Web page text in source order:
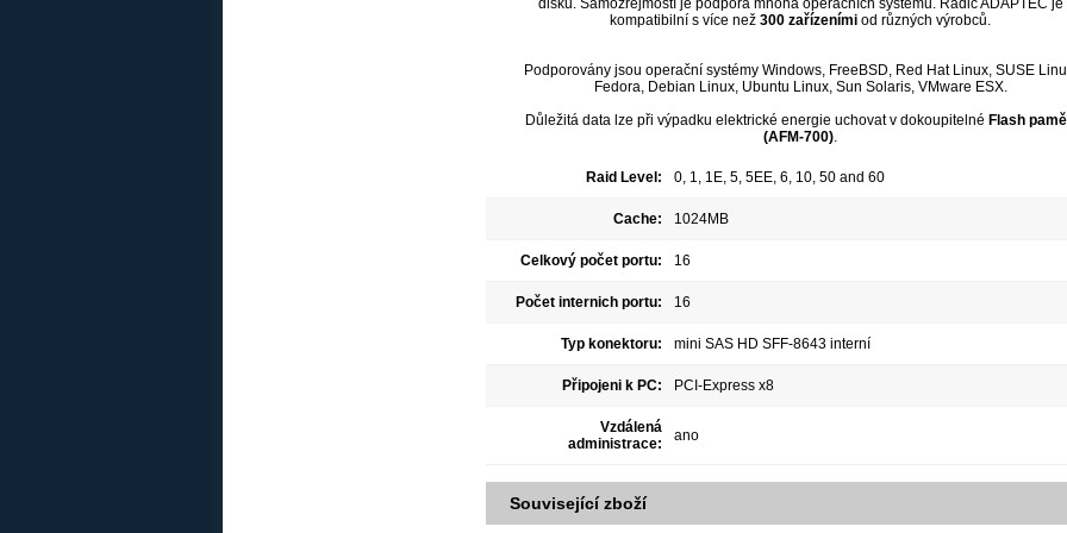
disků. Samozřejmostí je podpora mnoha operačních systémů. Řadič ADAPTEC je
kompatibilní s více než 300 zařízeními od různých výrobců.
Podporovány jsou operační systémy Windows, FreeBSD, Red Hat Linux, SUSE
Fedora, Debian Linux, Ubuntu Linux, Sun Solaris, VMware ESX.
Důležitá data lze při výpadku elektrické energie uchovat v dokoupitelné Flash
(AFM-700).
Raid Level: 0, 1, 1E, 5, 5EE, 6, 10, 50 and 60
Cache: 1024MB
Celkový počet portu: 16
Počet internich portu: 16
Typ konektoru: mini SAS HD SFF-8643 interní
Připojeni k PC: PCI-Express x8
Vzdálená
administrace:
ano
Související zboží